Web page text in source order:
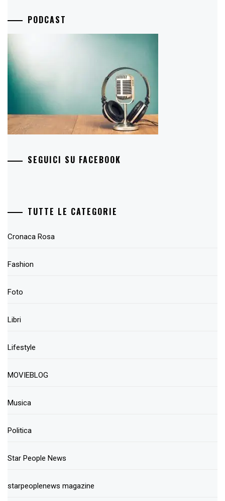
PODCAST
SEGUICI SU FACEBOOK
TUTTE LE CATEGORIE
Cronaca Rosa
Fashion
Foto
Libri
Lifestyle
MOVIEBLOG
Musica
Politica
Star People News
starpeoplenews magazine